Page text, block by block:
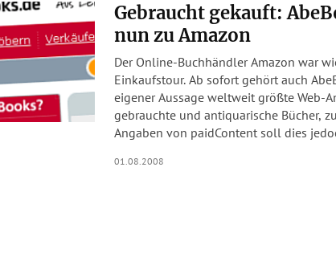
Gebraucht gekauft:
nun zu Amazon
Der Online-Buchhändler Amazon war
Einkaufstour. Ab sofort gehört auch
eigener Aussage weltweit größte Web-
gebrauchte und antiquarische Bücher,
Angaben von paidContent soll dies
01.08.2008